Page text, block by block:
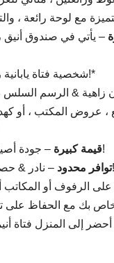
شخصية فتاة يابانية رائعتين ، مليئة بسحر مو!*
قيمة كبيرة​ – جودة أصيلة بسعر بأسعار معقولة!
توافر محدودالجمع!*